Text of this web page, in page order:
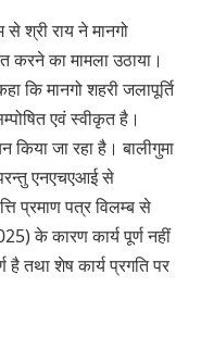
श्री राय ने मानगो
करने का मामला उठाया।
कि मानगो शहरी जलापूर्ति
एवं स्वीकृत है।
किया जा रहा है। बालीगुमा
परन्तु एनएचएआई से
प्रमाण पत्र विलम्ब से
के कारण कार्य पूर्ण नहीं
है तथा शेष कार्य प्रगति पर